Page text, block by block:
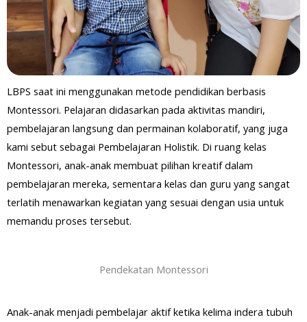
LBPS saat ini menggunakan metode pendidikan berbasis
Montessori. Pelajaran didasarkan pada aktivitas mandiri,
pembelajaran langsung dan permainan kolaboratif, yang juga
kami sebut sebagai Pembelajaran Holistik. Di ruang kelas
Montessori, anak-anak membuat pilihan kreatif dalam
pembelajaran mereka, sementara kelas dan guru yang sangat
terlatih menawarkan kegiatan yang sesuai dengan usia untuk
memandu proses tersebut.
Pendekatan Montessori
Anak-anak menjadi pembelajar aktif ketika kelima indera tubuh